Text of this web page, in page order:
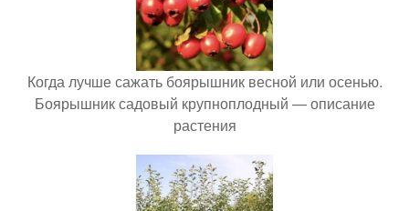
Когда лучше сажать боярышник весной или осенью.
Боярышник садовый крупноплодный — описание
растения